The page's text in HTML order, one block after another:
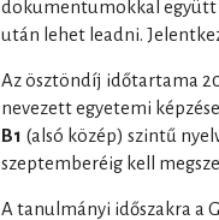
dokumentumokkal együtt
után lehet leadni.
Az ösztöndíj időtartama
nevezett egyetemi
B1 (alsó közép) szintű
szeptemberéig kell
A tanulmányi időszakra a